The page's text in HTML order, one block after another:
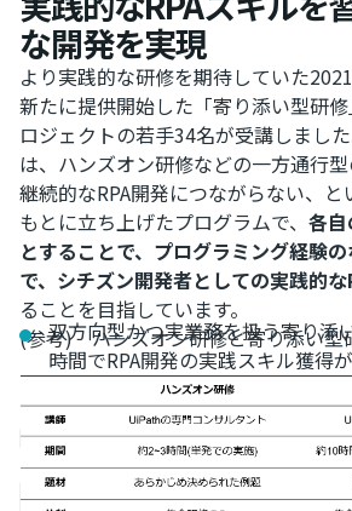
な開発を実現
より実践的な研修を期待していた
新たに提供開始した「寄り添い型研
ロジェクトの若手34名が受講しまし
は、ハンズオン研修などの一方通行
継続的なRPA開発につながらない、
もとに立ち上げたプログラムで、 各
とすることで、プログラミング経験
で、シチズン開発者としての実践的
ることを目指しています。
(参考) ハンズオン研修と寄り添い型
双方向型かつ実業務を扱う寄り添
時間でRPA開発の実践スキル獲得